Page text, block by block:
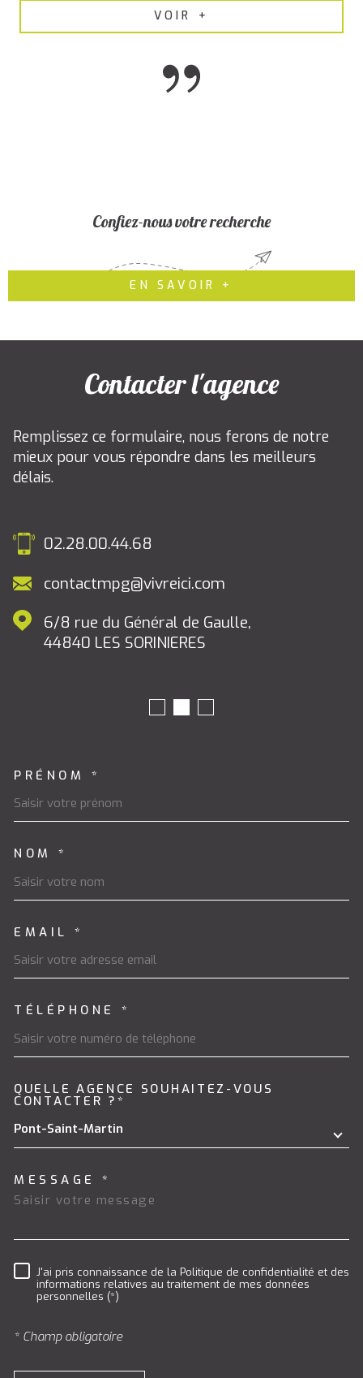
VOIR +
Confiez-nous votre recherche
EN SAVOIR +
Contacter l'agence
Remplissez ce formulaire, nous ferons de notre
mieux pour vous répondre dans les meilleurs
délais.
02.28.00.44.68
contactmpg@vivreici.com
6/8 rue du Général de Gaulle,
44840
LES SORINIERES
PRÉNOM *
NOM *
EMAIL *
TÉLÉPHONE *
QUELLE AGENCE SOUHAITEZ-VOUS
CONTACTER ?*
Pont-Saint-Martin
MESSAGE *
RÈGLEMENTATION
J'ai pris connaissance de la Politique de confidentialité et des
informations relatives au traitement de mes données
personnelles (*)
* Champ obligatoire